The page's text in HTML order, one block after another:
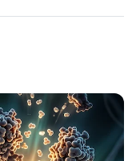
関門を通過しな
研究室は、U-M
Pauli Collegiate